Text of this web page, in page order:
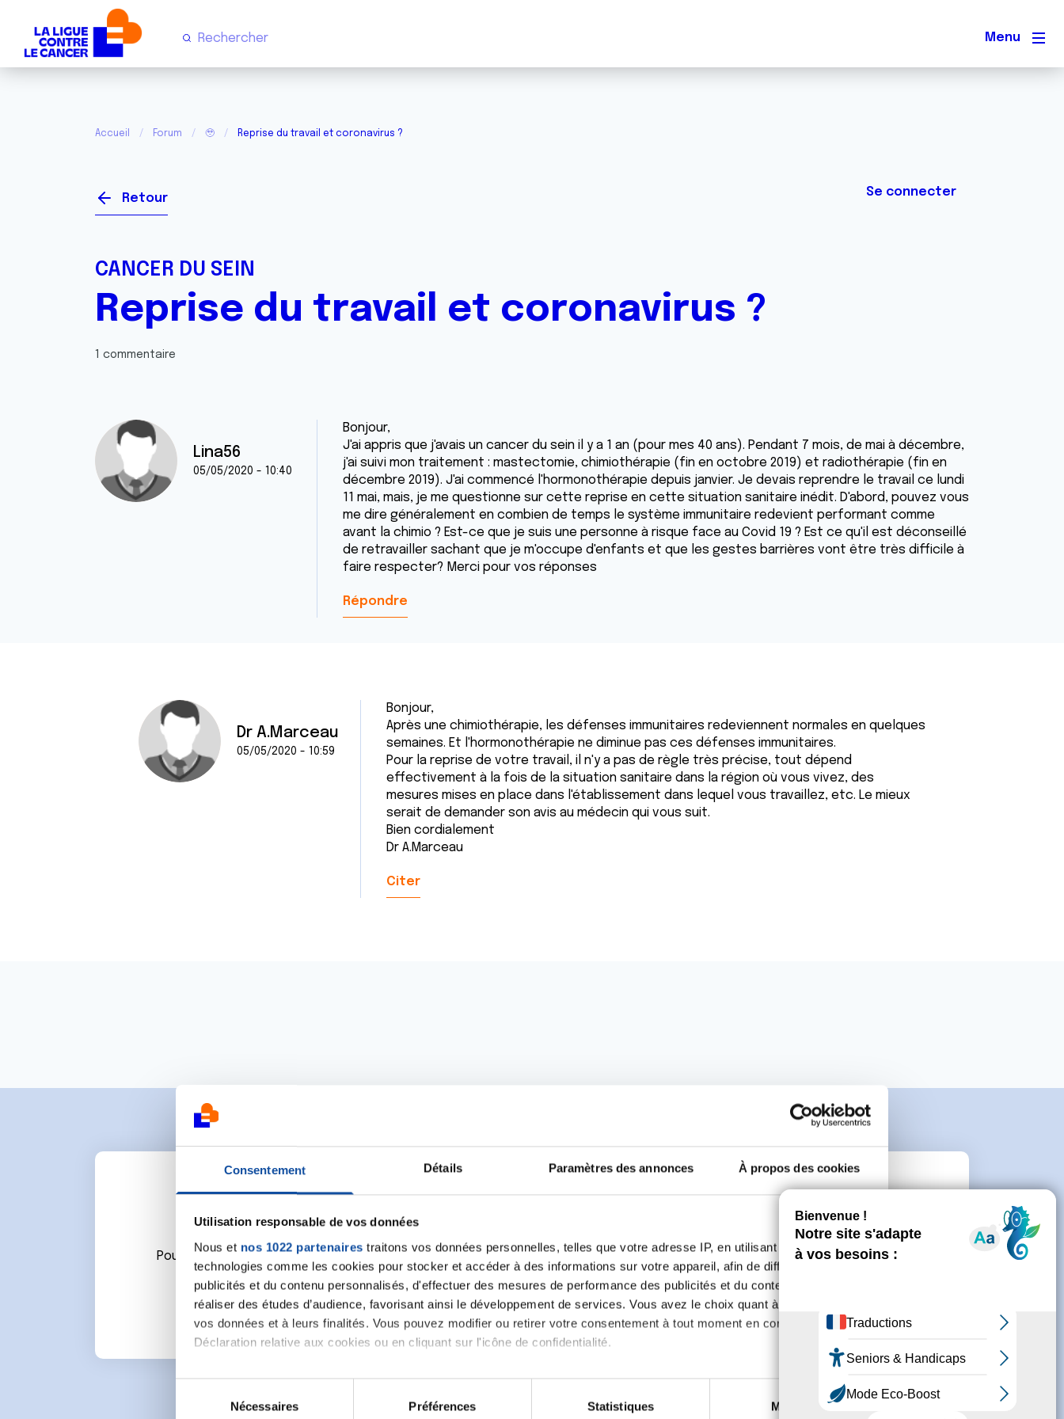
Consentement Détails Paramètres des annonces À propos des cookies
Utilisation responsable de vos données
Nous et nos 1022 partenaires traitons vos données personnelles, telles que votre adresse IP, en utilisant des
technologies comme les cookies pour stocker et accéder à des informations sur votre appareil, afin de diffuser des
publicités et du contenu personnalisés, d'effectuer des mesures de performance des publicités et du contenu, ainsi que de
réaliser des études d’audience, favorisant ainsi le développement de services. Vous avez le choix quant à l'utilisation de
vos données et à leurs finalités. Vous pouvez modifier ou retirer votre consentement à tout moment en consultant la
Déclaration relative aux cookies ou en cliquant sur l'icône de confidentialité.
Si vous le permettez, nous aimerions également :
Collecter des informations sur votre localisation géographique qui peuvent être précises à plusieurs mètres près
Nécessaires Préférences Statistiques Marketing
Menu
Accueil Forum 🥹 Reprise du travail et coronavirus ?
Retour Se connecter
CANCER DU SEIN
Reprise du travail et coronavirus ?
1 commentaire
Lina56
05/05/2020 - 10:40
Bonjour,
J'ai appris que j'avais un cancer du sein il y a 1 an (pour mes 40 ans). Pendant 7 mois, de mai à décembre,
j'ai suivi mon traitement : mastectomie, chimiothérapie (fin en octobre 2019) et radiothérapie (fin en
décembre 2019). J'ai commencé l'hormonothérapie depuis janvier. Je devais reprendre le travail ce lundi
11 mai, mais, je me questionne sur cette reprise en cette situation sanitaire inédit. D'abord, pouvez vous
me dire généralement en combien de temps le système immunitaire redevient performant comme
avant la chimio ? Est-ce que je suis une personne à risque face au Covid 19 ? Est ce qu'il est déconseillé
de retravailler sachant que je m'occupe d'enfants et que les gestes barrières vont être très difficile à
faire respecter? Merci pour vos réponses
Répondre
Dr A.Marceau
05/05/2020 - 10:59
Bonjour,
Après une chimiothérapie, les défenses immunitaires redeviennent normales en quelques
semaines. Et l'hormonothérapie ne diminue pas ces défenses immunitaires.
Pour la reprise de votre travail, il n'y a pas de règle très précise, tout dépend
effectivement à la fois de la situation sanitaire dans la région où vous vivez, des
mesures mises en place dans l'établissement dans lequel vous travaillez, etc. Le mieux
serait de demander son avis au médecin qui vous suit.
Bien cordialement
Dr A.Marceau
Citer
Ecrire un commentaire
Pour écrire un commentaire ou lancer une nouvelle discussion vous aurez besoin de vous connecter ou de créer un compte.
Se connecter Créer un nouveau compte